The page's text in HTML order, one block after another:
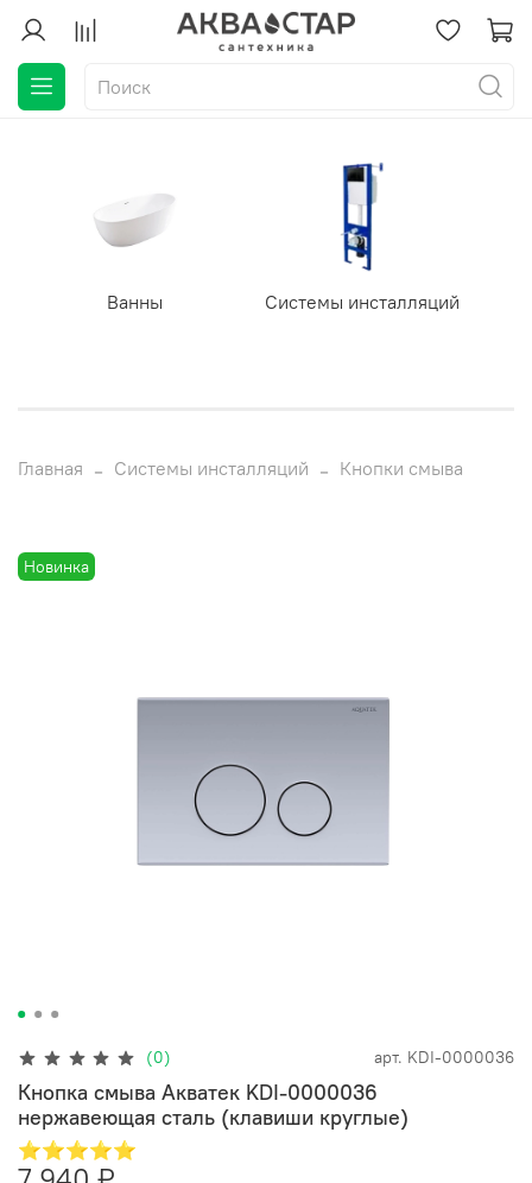
Ванны Системы инсталляций
Главная Системы инсталляций Кнопки смыва
Новинка
(0) арт. KDI-0000036
Кнопка смыва Акватек KDI-0000036
нержавеющая сталь (клавиши круглые)
⭐⭐⭐⭐⭐